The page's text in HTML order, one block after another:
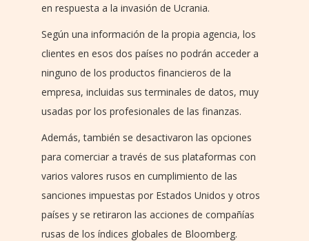
en respuesta a la invasión de Ucrania.
Según una información de la propia agencia, los
clientes en esos dos países no podrán acceder a
ninguno de los productos financieros de la
empresa, incluidas sus terminales de datos, muy
usadas por los profesionales de las finanzas.
Además, también se desactivaron las opciones
para comerciar a través de sus plataformas con
varios valores rusos en cumplimiento de las
sanciones impuestas por Estados Unidos y otros
países y se retiraron las acciones de compañías
rusas de los índices globales de Bloomberg.